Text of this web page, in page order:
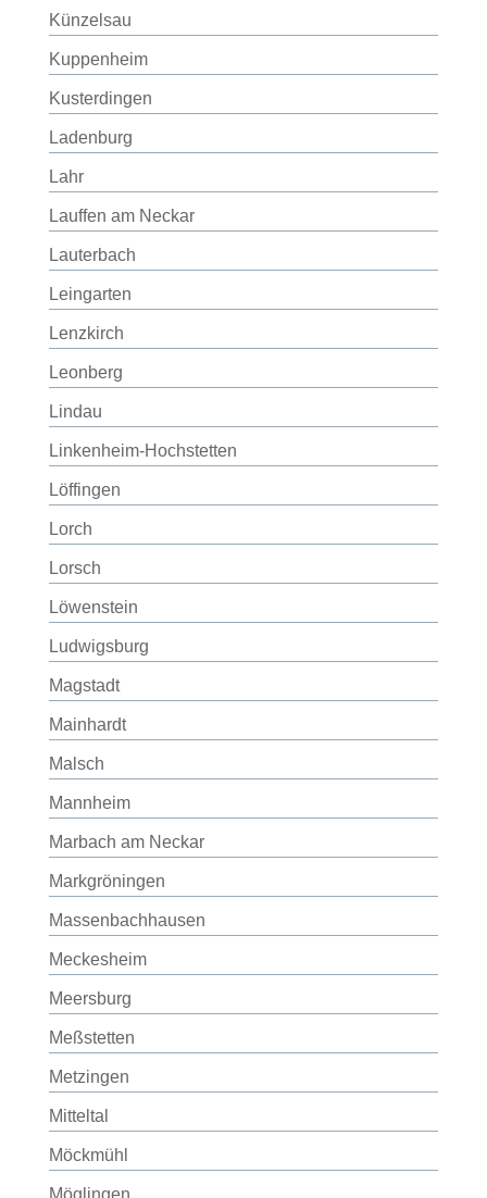
Künzelsau
Kuppenheim
Kusterdingen
Ladenburg
Lahr
Lauffen am Neckar
Lauterbach
Leingarten
Lenzkirch
Leonberg
Lindau
Linkenheim-Hochstetten
Löffingen
Lorch
Lorsch
Löwenstein
Ludwigsburg
Magstadt
Mainhardt
Malsch
Mannheim
Marbach am Neckar
Markgröningen
Massenbachhausen
Meckesheim
Meersburg
Meßstetten
Metzingen
Mitteltal
Möckmühl
Möglingen